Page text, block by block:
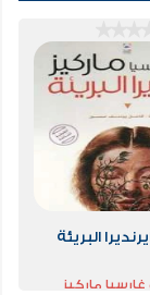
البريئة
غارسيا ماركيز